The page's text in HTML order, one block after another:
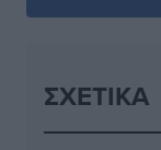
ΣΧΕΤΙΚΆ